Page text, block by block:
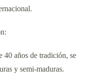
40 años de tradición, se
y semi-maduras.